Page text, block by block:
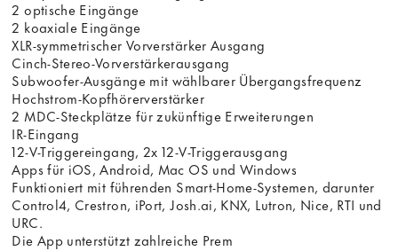
2 optische Eingänge
2 koaxiale Eingänge
XLR-symmetrischer Vorverstärker Ausgang
Cinch-Stereo-Vorverstärkerausgang
Subwoofer-Ausgänge mit wählbarer Übergangsfrequenz
Hochstrom-Kopfhörerverstärker
2 MDC-Steckplätze für zukünftige Erweiterungen
IR-Eingang
12-V-Triggereingang, 2x 12-V-Triggerausgang
Apps für iOS, Android, Mac OS und Windows
Funktioniert mit führenden Smart-Home-Systemen, darunter
Control4, Crestron, iPort, Josh.ai, KNX, Lutron, Nice, RTI und
URC.
Die App unterstützt zahlreiche Prem